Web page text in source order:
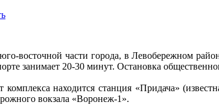
восточной части города, в Левобережном
занимает 20-30 минут. Остановка
комплекса находится станция «Придача»
вокзала «Воронеж-1».